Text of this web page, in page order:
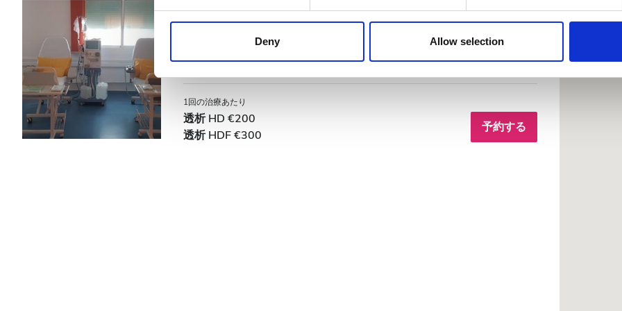
information about your use of our site with our social media, advertising and analytics
other information that you’ve provided to them or that they’ve collected from your use of their
Deny Allow selection
0 - 100 ユーロ
100 - 200 ユーロ
200 - 300 ユーロ
Tanger Center de Nefrologie
無料WiFi テレビスクリーン 無料送迎 無料駐車場
1回の治療あたり
透析 HD €200
透析 HDF €300
予約する